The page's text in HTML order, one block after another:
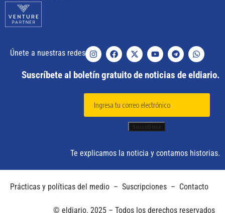
Únete a nuestras redes
Suscríbete al boletín gratuito de noticias de eldiario.
Te explicamos la noticia y contamos historias.
Prácticas y políticas del medio – Suscripciones – Contacto
© eldiario. 2025 – Todos los derechos reservados